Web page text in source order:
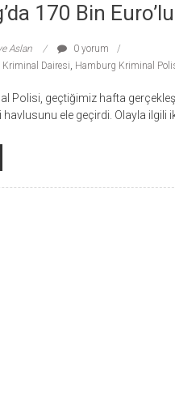
170 Bin
Aslan
0 yorum
Dairesi, Hamburg Kriminal
Polisi, geçtiğimiz hafta
ele geçirdi. Olayla ilgili